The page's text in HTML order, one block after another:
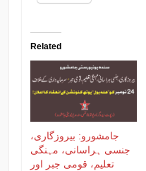
Related
جامشورو: بیروزگاری،
جنسی ہراسانی، مہنگی
تعلیم، قومی جبر اور